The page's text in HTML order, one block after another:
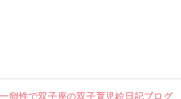
卵性で双子座の双子育児絵日記ブログ